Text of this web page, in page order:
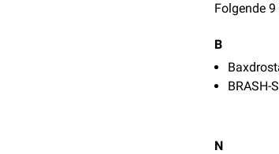
Folgende
B
BRASH-
N